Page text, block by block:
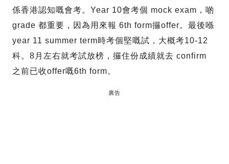
係香港認知嘅會考。Year 10會考個 mock exam，啲
grade 都重要，因為用來報 6th form攞offer。最後喺
year 11 summer term時考個堅嘅試，大概考10-12
科。8月左右就考試放榜，攞住份成績就去 confirm
之前已收offer嘅6th form。
廣告